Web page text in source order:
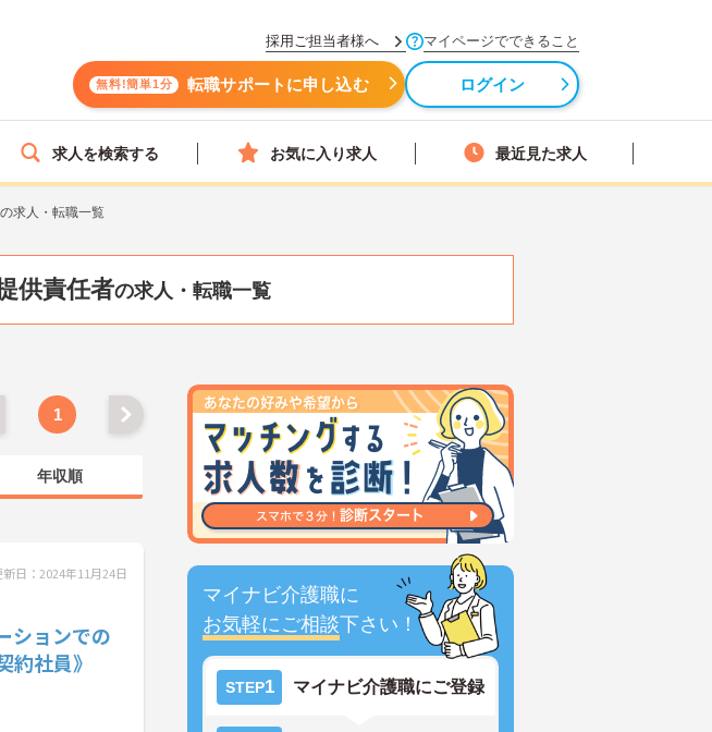
採用ご担当者様へ マイページでできること
無料!簡単1分 転職サポートに申し込む ログイン
求人を検索する お気に入り求人 最近見た求人
求人・転職一覧
供責任者の求人・転職一覧
マイナビ介護職に
お気軽にご相談下さい！
STEP1 マイナビ介護職にご登録
1
年収順
新日：2024年11月24日
ションでの
社員》